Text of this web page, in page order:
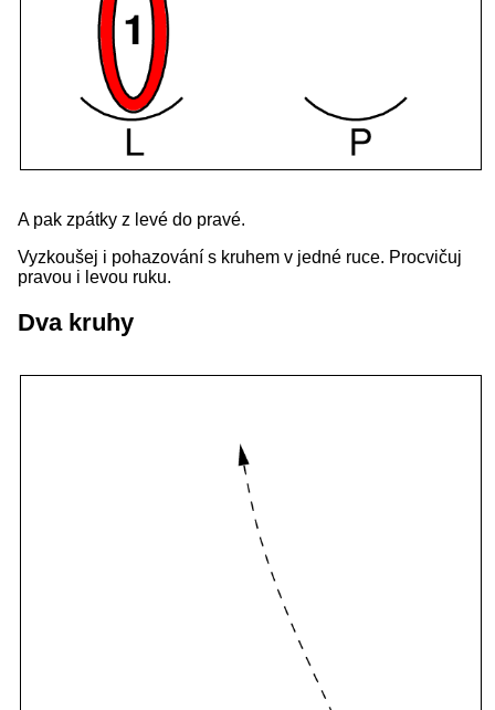
A pak zpátky z levé do pravé.
Vyzkoušej i pohazování s kruhem v jedné ruce. Procvičuj
pravou i levou ruku.
Dva kruhy